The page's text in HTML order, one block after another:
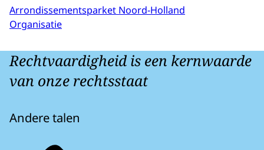
Arrondissementsparket Noord-Holland
Organisatie
Rechtvaardigheid is een kernwaarde
van onze rechtsstaat
Andere talen